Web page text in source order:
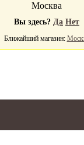
Москва
Вы здесь? Да Нет
Ближайший магазин: